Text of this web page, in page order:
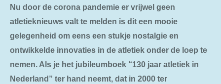
Nu door de corona pandemie er vrijwel geen
atletieknieuws valt te melden is dit een mooie
gelegenheid om eens een stukje nostalgie en
ontwikkelde innovaties in de atletiek onder de loep te
nemen. Als je het jubileumboek “130 jaar atletiek in
Nederland” ter hand neemt, dat in 2000 ter